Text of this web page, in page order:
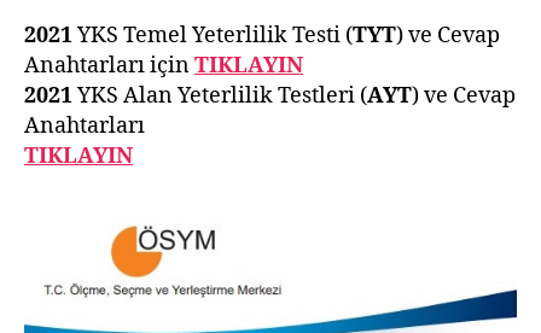
2021YKS Temel Yeterlilik Testi (TYT) ve Cevap
Anahtarları içinTIKLAYIN
2021YKS Alan Yeterlilik Testleri (AYT) ve Cevap
Anahtarları
TIKLAYIN